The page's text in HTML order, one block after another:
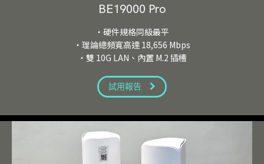
BE19000 Pro
・硬件規格同級最平
・理論總頻寬高達 18,656 Mbps
・雙 10G LAN、內置 M.2 插槽
試用報告